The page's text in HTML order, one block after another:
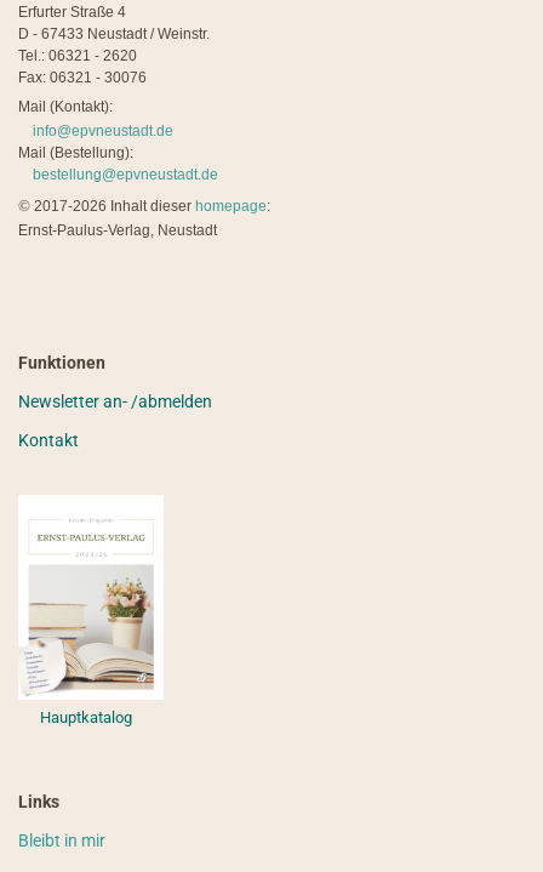
Erfurter Straße 4
D - 67433 Neustadt / Weinstr.
Tel.: 06321 - 2620
Fax: 06321 - 30076
Mail (Kontakt):
info@epvneustadt.de
Mail (Bestellung):
bestellung@epvneustadt.de
© 2017-2026 Inhalt dieser homepage:
Ernst-Paulus-Verlag, Neustadt
Funktionen
Newsletter an- /abmelden
Kontakt
Hauptkatalog
Links
Bleibt in mir